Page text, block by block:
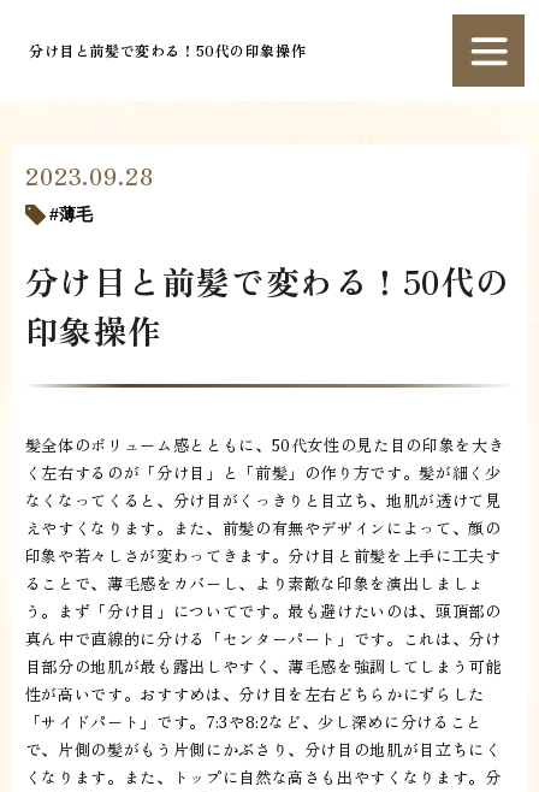
分け目と前髪で変わる！50代の印象操作
2023.09.28
薄毛
分け目と前髪で変わる！50代の
印象操作
髪全体のボリューム感とともに、50代女性の見た目の印象を大き
く左右するのが「分け目」と「前髪」の作り方です。髪が細く少
なくなってくると、分け目がくっきりと目立ち、地肌が透けて見
えやすくなります。また、前髪の有無やデザインによって、顔の
印象や若々しさが変わってきます。分け目と前髪を上手に工夫す
ることで、薄毛感をカバーし、より素敵な印象を演出しましょ
う。まず「分け目」についてです。最も避けたいのは、頭頂部の
真ん中で直線的に分ける「センターパート」です。これは、分け
目部分の地肌が最も露出しやすく、薄毛感を強調してしまう可能
性が高いです。おすすめは、分け目を左右どちらかにずらした
「サイドパート」です。7:3や8:2など、少し深めに分けること
で、片側の髪がもう片側にかぶさり、分け目の地肌が目立ちにく
くなります。また、トップに自然な高さも出やすくなります。分